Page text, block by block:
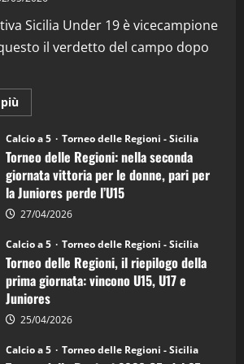
08/04/2026
Sicilia Under 19 è vicecampione
il verdetto del campo dopo
informazioni
Torneo
delle
Regioni
di
calcio
a
5:
la
Juniores
è
vicecampione
d’Italia
Calcio a 5 Torneo delle Regioni - Sicilia
Torneo delle Regioni: nella seconda
giornata vittoria per le donne, pari per
la Juniores perde l’U15
27/04/2026
Calcio a 5 Torneo delle Regioni - Sicilia
Torneo delle Regioni, il riepilogo della
prima giornata: vincono U15, U17 e
Juniores
25/04/2026
Calcio a 5 Torneo delle Regioni - Sicilia